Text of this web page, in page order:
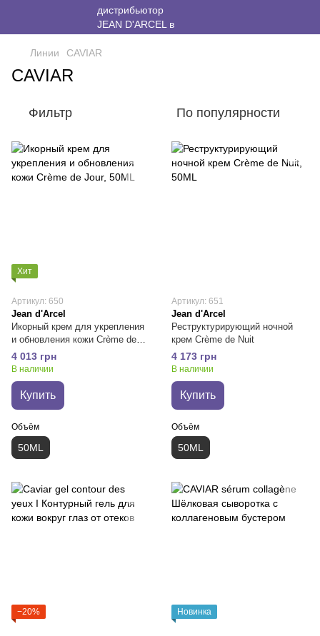
Линии CAVIAR
CAVIAR
Фильтр По популярности
Хит
Артикул: 650
Jean d'Arcel
Икорный крем для укрепления
и обновления кожи Crème de
Jour
4 013 грн
В наличии
Купить
Объём
50ML
Артикул: 651
Jean d'Arcel
Реструктурирующий ночной
крем Crème de Nuit
4 173 грн
В наличии
Купить
Объём
50ML
−20% Новинка